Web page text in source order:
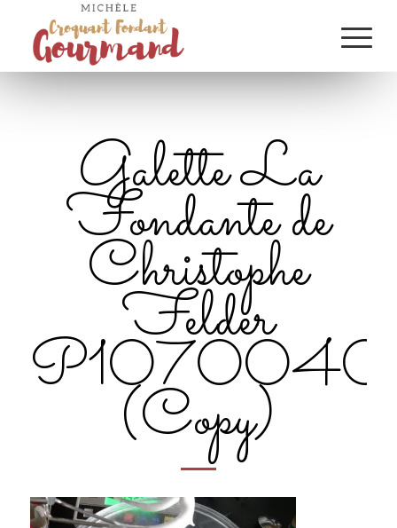
Galette La
Fondante de
Christophe
Felder
P1070040
(Copy)